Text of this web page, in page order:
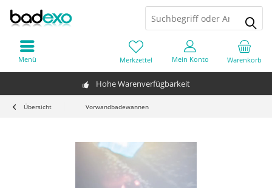
Hohe Warenverfügbarkeit
Warenkorb
Merkzettel Mein Konto
Menü
Übersicht Vorwandbadewannen